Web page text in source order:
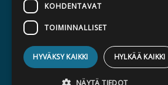
Kustannusosakeyhtiö Siltala,
© 2026 Siltala
KOHDENTAVAT
TOIMINNALLISET
HYVÄKSY KAIKKI HYLKÄÄ KAIKKI
NÄYTÄ TIEDOT